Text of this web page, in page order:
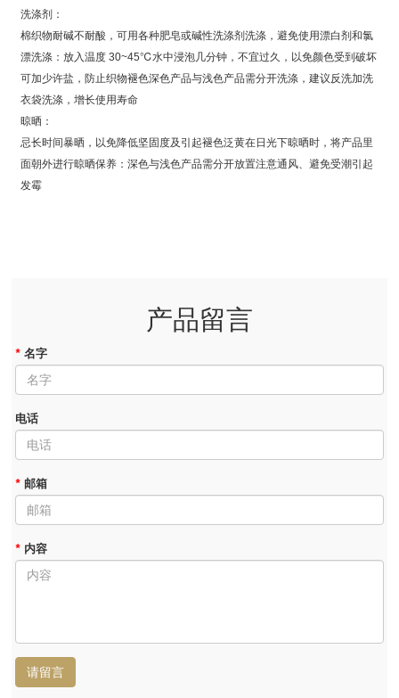
洗涤剂：
棉织物耐碱不耐酸，可用各种肥皂或碱性洗涤剂洗涤，避免使用漂白剂和氯
漂洗涤：放入温度 30~45℃水中浸泡几分钟，不宜过久，以免颜色受到破坏
可加少许盐，防止织物褪色深色产品与浅色产品需分开洗涤，建议反洗加洗
衣袋洗涤，增长使用寿命
晾晒：
忌长时间暴晒，以免降低坚固度及引起褪色泛黄在日光下晾晒时，将产品里
面朝外进行晾晒保养：深色与浅色产品需分开放置注意通风、避免受潮引起
发霉
产品留言
* 名字
电话
* 邮箱
* 内容
请留言